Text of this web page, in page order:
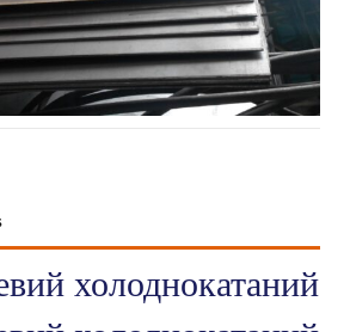
холоднокатаний